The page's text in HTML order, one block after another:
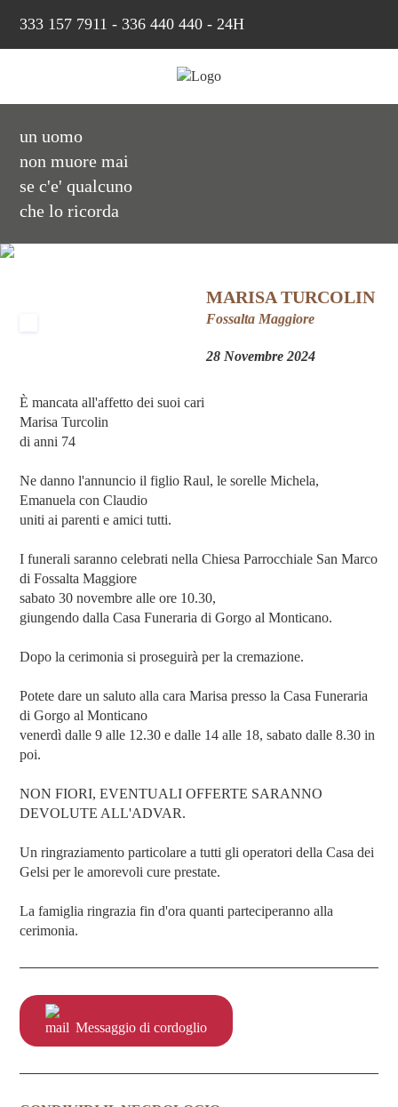
333 157 7911 - 336 440 440 - 24H
un uomo
non muore mai
se c'e' qualcuno
che lo ricorda
MARISA TURCOLIN
Fossalta Maggiore
28 Novembre 2024
È mancata all'affetto dei suoi cari
Marisa Turcolin
di anni 74
Ne danno l'annuncio il figlio Raul, le sorelle Michela,
Emanuela con Claudio
uniti ai parenti e amici tutti.
I funerali saranno celebrati nella Chiesa Parrocchiale San Marco
di Fossalta Maggiore
sabato 30 novembre alle ore 10.30,
giungendo dalla Casa Funeraria di Gorgo al Monticano.
Dopo la cerimonia si proseguirà per la cremazione.
Potete dare un saluto alla cara Marisa presso la Casa Funeraria
di Gorgo al Monticano
venerdì dalle 9 alle 12.30 e dalle 14 alle 18, sabato dalle 8.30 in
poi.
NON FIORI, EVENTUALI OFFERTE SARANNO
DEVOLUTE ALL'ADVAR.
Un ringraziamento particolare a tutti gli operatori della Casa dei
Gelsi per le amorevoli cure prestate.
La famiglia ringrazia fin d'ora quanti parteciperanno alla
cerimonia.
Messaggio di cordoglio